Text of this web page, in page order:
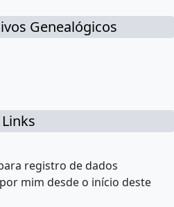
Genealógicos
Links
registro de dados
mim desde o início deste